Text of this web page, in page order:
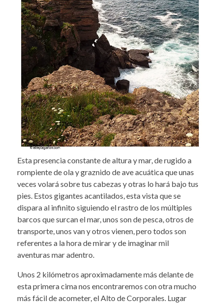
Esta presencia constante de altura y mar, de rugido a
rompiente de ola y graznido de ave acuática que unas
veces volará sobre tus cabezas y otras lo hará bajo tus
pies. Estos gigantes acantilados, esta vista que se
dispara al infinito siguiendo el rastro de los múltiples
barcos que surcan el mar, unos son de pesca, otros de
transporte, unos van y otros vienen, pero todos son
referentes a la hora de mirar y de imaginar mil
aventuras mar adentro.
­­Unos 2 kilómetros aproximadamente más delante de
esta primera cima nos encontraremos con otra mucho
más fácil de acometer, el Alto de Corporales. Lugar